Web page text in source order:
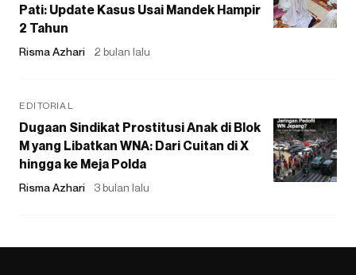
Pati: Update Kasus Usai Mandek Hampir
2 Tahun
Risma Azhari 2 bulan lalu
EDITORIAL
Dugaan Sindikat Prostitusi Anak di Blok
M yang Libatkan WNA: Dari Cuitan di X
hingga ke Meja Polda
Risma Azhari 3 bulan lalu